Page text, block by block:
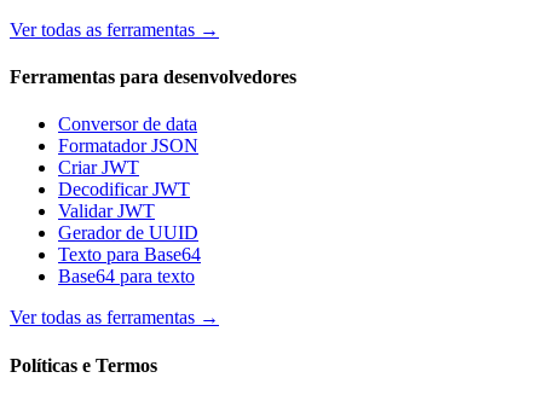
Ver todas as ferramentas →
Ferramentas para desenvolvedores
Conversor de data
Formatador JSON
Criar JWT
Decodificar JWT
Validar JWT
Gerador de UUID
Texto para Base64
Base64 para texto
Ver todas as ferramentas →
Políticas e Termos